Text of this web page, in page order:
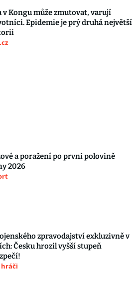
v Kongu může zmutovat, varují
Epidemie je prý druhá největší
a poražení po první polovině
2026
zpravodajství exkluzivně v
Česku hrozil vyšší stupeň
hráči